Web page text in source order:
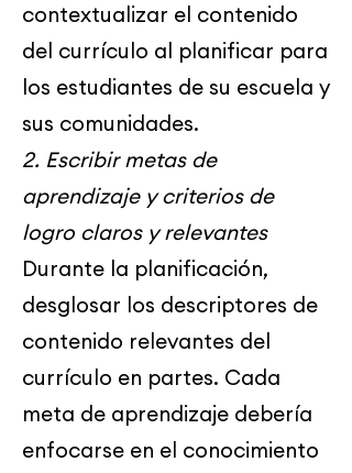
contextualizar el contenido
del currículo al planificar para
los estudiantes de su escuela y
sus comunidades.
2. Escribir metas de
aprendizaje y criterios de
logro claros y relevantes
Durante la planificación,
desglosar los descriptores de
contenido relevantes del
currículo en partes. Cada
meta de aprendizaje debería
enfocarse en el conocimiento